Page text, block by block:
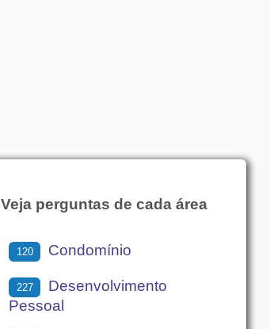
Veja perguntas de cada área
120 Condomínio
227
Desenvolvimento
Pessoal